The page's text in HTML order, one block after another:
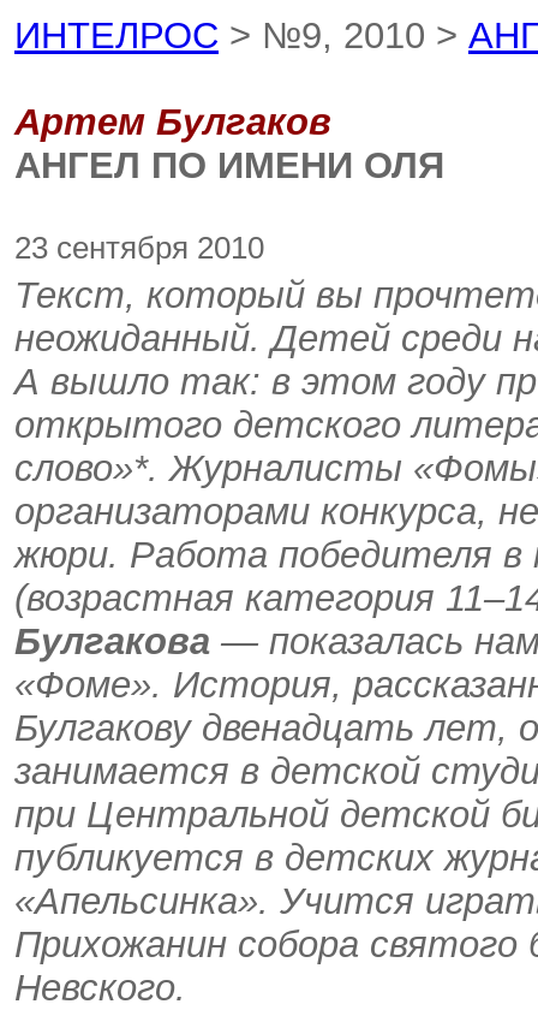
ИНТЕЛРОС > №9, 2010 >
Артем Булгаков
АНГЕЛ ПО ИМЕНИ ОЛЯ
23 сентября 2010
Текст, который вы
неожиданный. Детей среди
А вышло так: в этом году
открытого детского
слово»*. Журналисты
организаторами конкурса,
жюри. Работа победителя в
(возрастная категория
Булгакова — показалась
«Фоме». История,
Булгакову двенадцать лет,
занимается в детской
при Центральной детской
публикуется в детских
«Апельсинка». Учится
Прихожанин собора святого
Невского.